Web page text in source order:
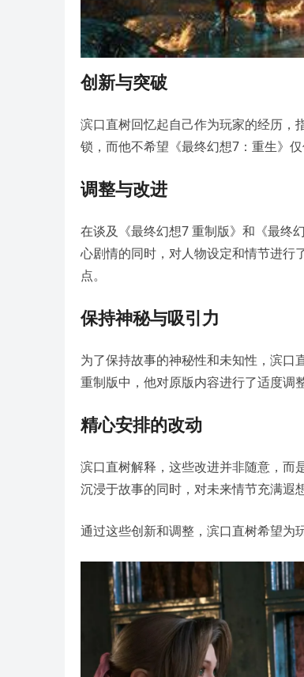
创新与突破
滨口直树回忆起自己作为玩家的经历，
锁，而他不希望《最终幻想7：重生》仅
调整与改进
在谈及《最终幻想7 重制版》和《最终
心剧情的同时，对人物设定和情节进行
点。
保持神秘与吸引力
为了保持故事的神秘性和未知性，滨口
重制版中，他对原版内容进行了适度调
精心安排的改动
滨口直树解释，这些改进并非随意，而
沉浸于故事的同时，对未来情节充满遐
通过这些创新和调整，滨口直树希望为